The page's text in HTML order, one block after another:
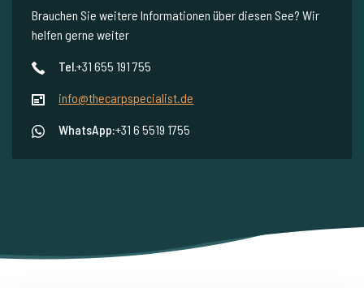
Brauchen Sie weitere Informationen über diesen See? Wir
helfen gerne weiter
Tel.+31 655 191 755
info@thecarpspecialist.de
WhatsApp:+31 6 5519 1755